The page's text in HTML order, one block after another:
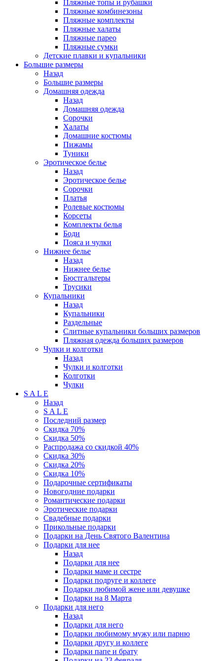
Пляжные топы и рубашки
Пляжные комбинезоны
Пляжные комплекты
Пляжные халаты
Пляжные парео
Пляжные сумки
Детские плавки и купальники
Большие размеры
Назад
Большие размеры
Домашняя одежда
Назад
Домашняя одежда
Сорочки
Халаты
Домашние костюмы
Пижамы
Туники
Эротическое белье
Назад
Эротическое белье
Сорочки
Платья
Ролевые костюмы
Корсеты
Комплекты белья
Боди
Пояса и чулки
Нижнее белье
Назад
Нижнее белье
Бюстгальтеры
Трусики
Купальники
Назад
Купальники
Раздельные
Слитные купальники больших размеров
Пляжная одежда больших размеров
Чулки и колготки
Назад
Чулки и колготки
Колготки
Чулки
S A L E
Назад
S A L E
Последний размер
Скидка 70%
Скидка 50%
Распродажа со скидкой 40%
Скидка 30%
Скидка 20%
Скидка 10%
Подарочные сертификаты
Новогодние подарки
Романтические подарки
Эротические подарки
Свадебные подарки
Прикольные подарки
Подарки на День Святого Валентина
Подарки для нее
Назад
Подарки для нее
Подарки маме и сестре
Подарки подруге и коллеге
Подарки любимой жене или девушке
Подарки на 8 Марта
Подарки для него
Назад
Подарки для него
Подарки любимому мужу или парню
Подарки другу и коллеге
Подарки папе и брату